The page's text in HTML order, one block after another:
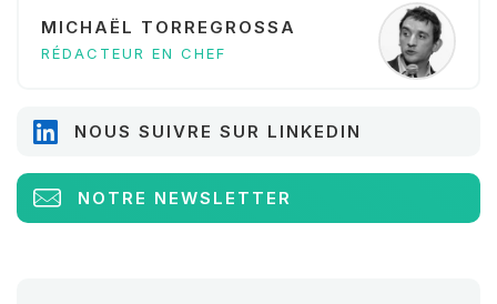
MICHAËL TORREGROSSA
RÉDACTEUR EN CHEF
NOUS SUIVRE SUR LINKEDIN
NOTRE NEWSLETTER